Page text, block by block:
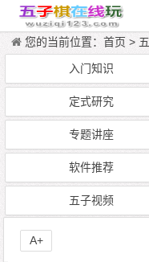
您的当前位置：首页 >
入门知识
定式研究
专题讲座
软件推荐
五子视频
A+